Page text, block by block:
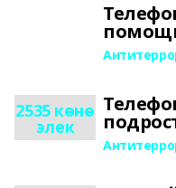
2535 көнө
элек